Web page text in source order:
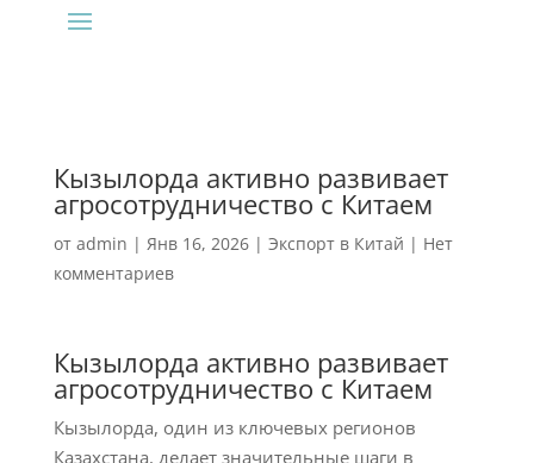
Кызылорда активно развивает
агросотрудничество с Китаем
от admin | Янв 16, 2026| Экспорт в Китай | Нет
комментариев
Кызылорда активно развивает
агросотрудничество с Китаем
Кызылорда, один из ключевых регионов
Казахстана, делает значительные шаги в